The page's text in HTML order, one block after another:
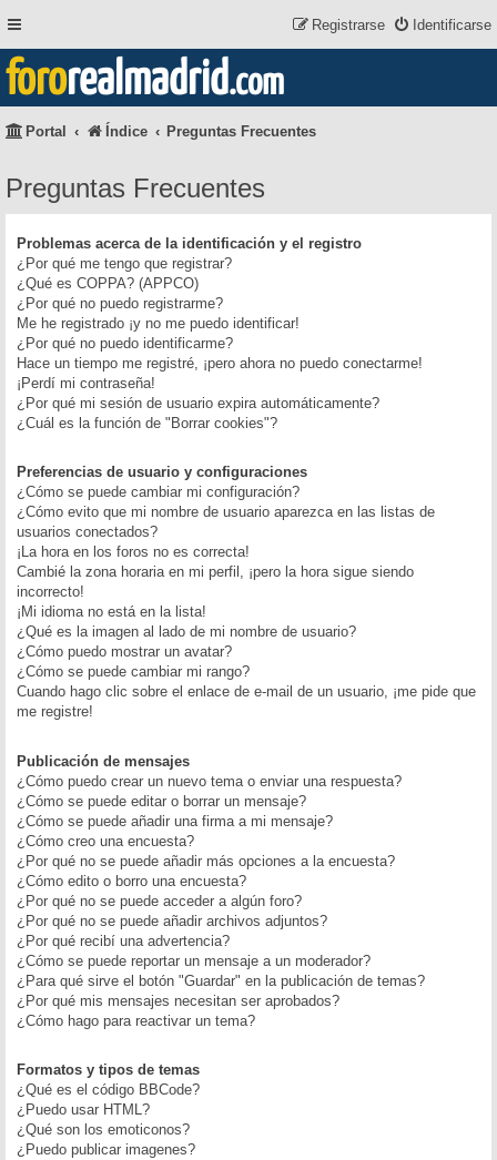
Identificarse
Registrarse
fororealmadrid.com
Portal Índice Preguntas Frecuentes
Preguntas Frecuentes
Problemas acerca de la identificación y el registro
¿Por qué me tengo que registrar?
¿Qué es COPPA? (APPCO)
¿Por qué no puedo registrarme?
Me he registrado ¡y no me puedo identificar!
¿Por qué no puedo identificarme?
Hace un tiempo me registré, ¡pero ahora no puedo conectarme!
¡Perdí mi contraseña!
¿Por qué mi sesión de usuario expira automáticamente?
¿Cuál es la función de "Borrar cookies"?
Preferencias de usuario y configuraciones
¿Cómo se puede cambiar mi configuración?
¿Cómo evito que mi nombre de usuario aparezca en las listas de
usuarios conectados?
¡La hora en los foros no es correcta!
Cambié la zona horaria en mi perfil, ¡pero la hora sigue siendo
incorrecto!
¡Mi idioma no está en la lista!
¿Qué es la imagen al lado de mi nombre de usuario?
¿Cómo puedo mostrar un avatar?
¿Cómo se puede cambiar mi rango?
Cuando hago clic sobre el enlace de e-mail de un usuario, ¡me pide que
me registre!
Publicación de mensajes
¿Cómo puedo crear un nuevo tema o enviar una respuesta?
¿Cómo se puede editar o borrar un mensaje?
¿Cómo se puede añadir una firma a mi mensaje?
¿Cómo creo una encuesta?
¿Por qué no se puede añadir más opciones a la encuesta?
¿Cómo edito o borro una encuesta?
¿Por qué no se puede acceder a algún foro?
¿Por qué no se puede añadir archivos adjuntos?
¿Por qué recibí una advertencia?
¿Cómo se puede reportar un mensaje a un moderador?
¿Para qué sirve el botón "Guardar" en la publicación de temas?
¿Por qué mis mensajes necesitan ser aprobados?
¿Cómo hago para reactivar un tema?
Formatos y tipos de temas
¿Qué es el código BBCode?
¿Puedo usar HTML?
¿Qué son los emoticonos?
¿Puedo publicar imagenes?